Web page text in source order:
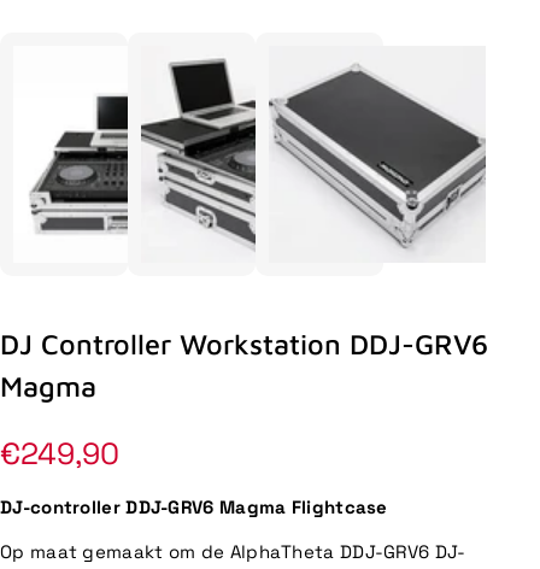
DJ Controller Workstation DDJ-GRV6
Magma
Normale
prijs
€249,90
DJ-controller DDJ-GRV6 Magma Flightcase
Op maat gemaakt om de AlphaTheta DDJ-GRV6 DJ-